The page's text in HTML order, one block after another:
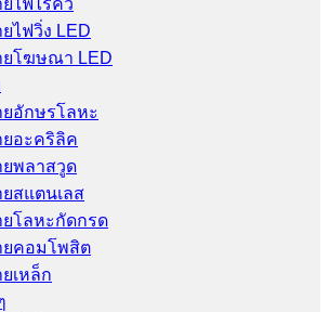
ไฟไร้คิ้ว
ไฟวิ่ง LED
ยโฆษณา LED
ยอักษรโลหะ
ยอะคริลิค
ยพลาสวูด
สแตนเลส
ยโลหะกัดกรด
ยคอมโพสิต
เหล็ก